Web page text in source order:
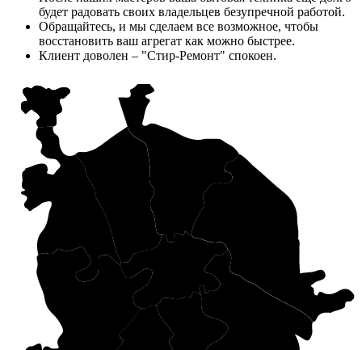
будет радовать своих владельцев безупречной работой.
Обращайтесь, и мы сделаем все возможное, чтобы
восстановить ваш агрегат как можно быстрее.
Клиент доволен – "Стир-Ремонт" спокоен.